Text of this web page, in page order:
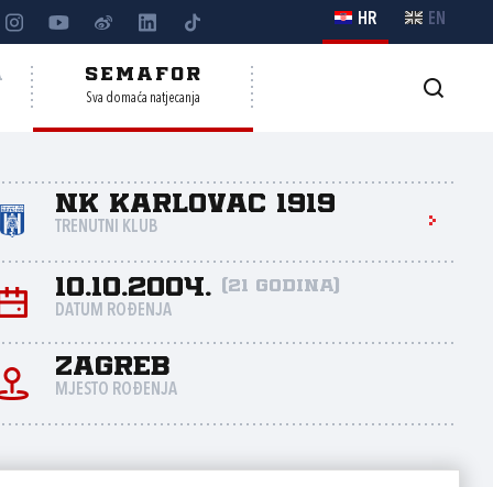
HR EN
SEMAFOR
Sva domaća natjecanja
NK Karlovac 1919
TRENUTNI KLUB
10.10.2004. (21 godina)
DATUM ROĐENJA
Zagreb
MJESTO ROĐENJA